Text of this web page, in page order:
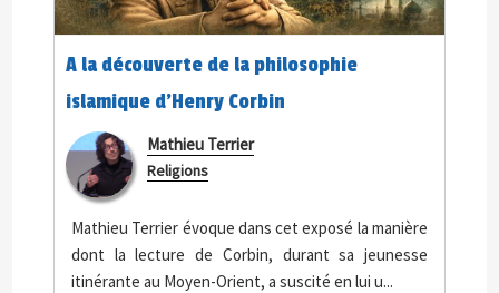
A la découverte de la philosophie
islamique d’Henry Corbin
Mathieu Terrier
Religions
Mathieu Terrier évoque dans cet exposé la manière
dont la lecture de Corbin, durant sa jeunesse
itinérante au Moyen-Orient, a suscité en lui u...